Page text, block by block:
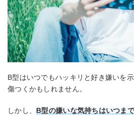
B型はいつでもハッキリと好き嫌いを
傷つくかもしれません。
しかし、 B型の嫌いな気持ちはいつま